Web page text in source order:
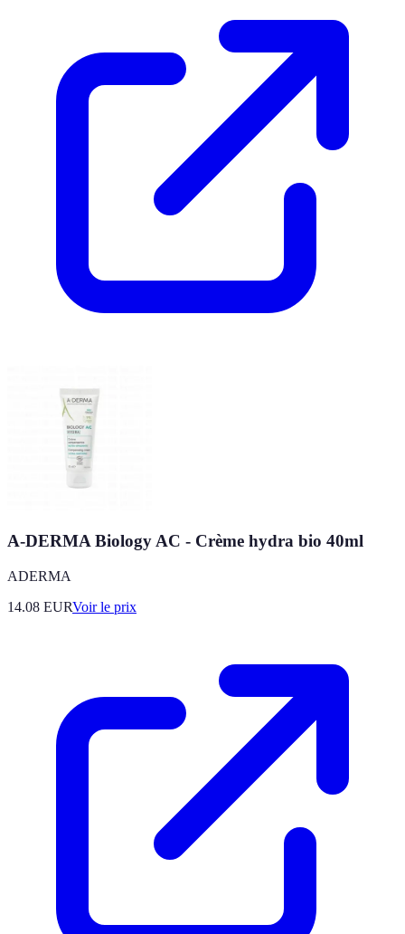
A-DERMA Biology AC - Crème hydra bio 40ml
ADERMA
14.08 EURVoir le prix